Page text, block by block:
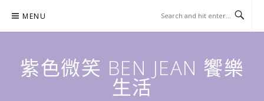
content
MENU
紫色微笑 BEN JEAN 饗樂
生活